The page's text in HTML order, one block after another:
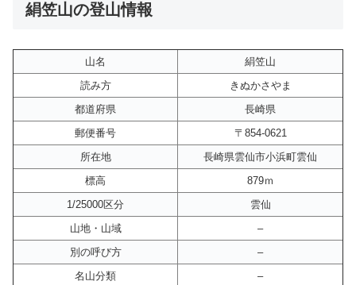
絹笠山の登山情報
山名
絹笠山
読み方
きぬかさやま
都道府県
長崎県
郵便番号
〒854-0621
所在地
長崎県雲仙市小浜町雲仙
標高
879ｍ
1/25000区分
雲仙
山地・山域
–
別の呼び方
–
名山分類
–